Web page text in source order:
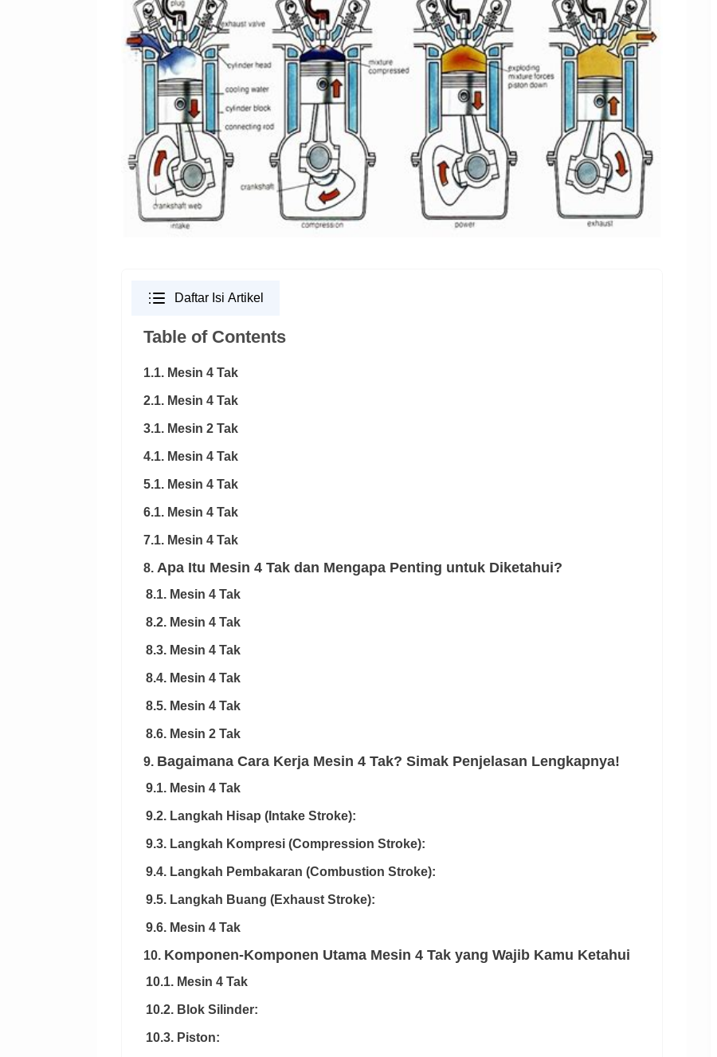
Daftar Isi Artikel
Table of Contents
1.1. Mesin 4 Tak
2.1. Mesin 4 Tak
3.1. Mesin 2 Tak
4.1. Mesin 4 Tak
5.1. Mesin 4 Tak
6.1. Mesin 4 Tak
7.1. Mesin 4 Tak
8. Apa Itu Mesin 4 Tak dan Mengapa Penting untuk Diketahui?
8.1. Mesin 4 Tak
8.2. Mesin 4 Tak
8.3. Mesin 4 Tak
8.4. Mesin 4 Tak
8.5. Mesin 4 Tak
8.6. Mesin 2 Tak
9. Bagaimana Cara Kerja Mesin 4 Tak? Simak Penjelasan Lengkapnya!
9.1. Mesin 4 Tak
9.2. Langkah Hisap (Intake Stroke):
9.3. Langkah Kompresi (Compression Stroke):
9.4. Langkah Pembakaran (Combustion Stroke):
9.5. Langkah Buang (Exhaust Stroke):
9.6. Mesin 4 Tak
10. Komponen-Komponen Utama Mesin 4 Tak yang Wajib Kamu Ketahui
10.1. Mesin 4 Tak
10.2. Blok Silinder:
10.3. Piston: